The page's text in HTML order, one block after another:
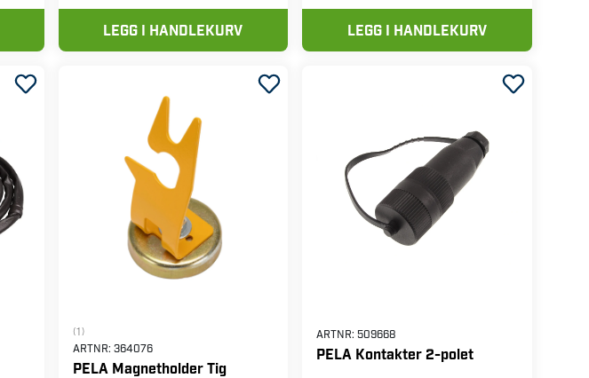
LEGG I HANDLEKURV LEGG I HANDLEKURV
(1)
ARTNR: 364076
PELA Magnetholder Tig
ARTNR:509668
PELA Kontakter 2-polet